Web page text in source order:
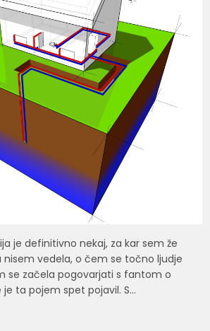
je definitivno nekaj, za kar sem že
nisem vedela, o čem se točno ljudje
se začela pogovarjati s fantom o
je ta pojem spet pojavil. S…